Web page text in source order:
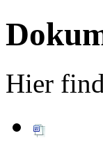
Hier